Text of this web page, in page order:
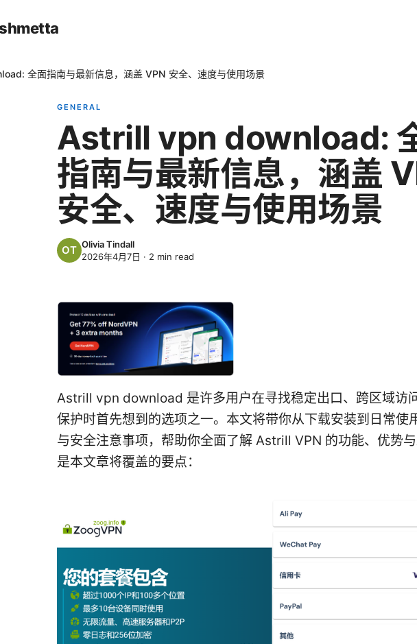
全面指南与最新信息，涵盖 VPN 安全、速度与使用场景
GENERAL
Astrill vpn download:
指南与最新信息，涵盖
安全、速度与使用场景
Olivia Tindall
2026年4月7日 · 2 min read
Astrill vpn download 是许多用户在寻找稳定出口、跨区域访
保护时首先想到的选项之一。本文将带你从下载安装到日常使
与安全注意事项，帮助你全面了解 Astrill VPN 的功能、优势
是本文章将覆盖的要点：